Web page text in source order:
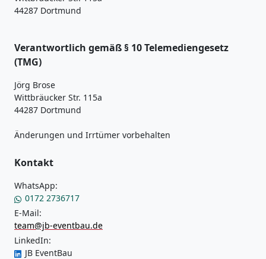
44287 Dortmund
Verantwortlich gemäß § 10 Telemediengesetz
(TMG)
Jörg Brose
Wittbräucker Str. 115a
44287 Dortmund
Änderungen und Irrtümer vorbehalten
Kontakt
WhatsApp:
0172 2736717
E-Mail:
team@jb-eventbau.de
LinkedIn:
JB EventBau